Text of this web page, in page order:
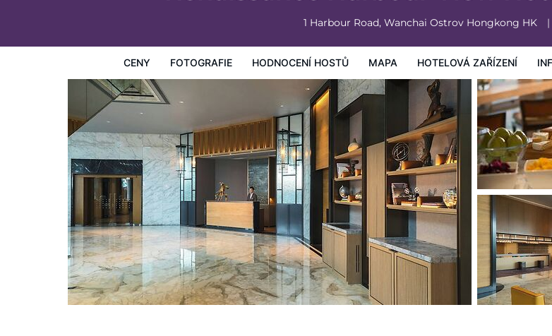
1 Harbour Road, Wanchai Ostrov Hongkong HK
CENY FOTOGRAFIE HODNOCENÍ HOSTŮ MAPA HOTELOVÁ ZAŘÍZENÍ